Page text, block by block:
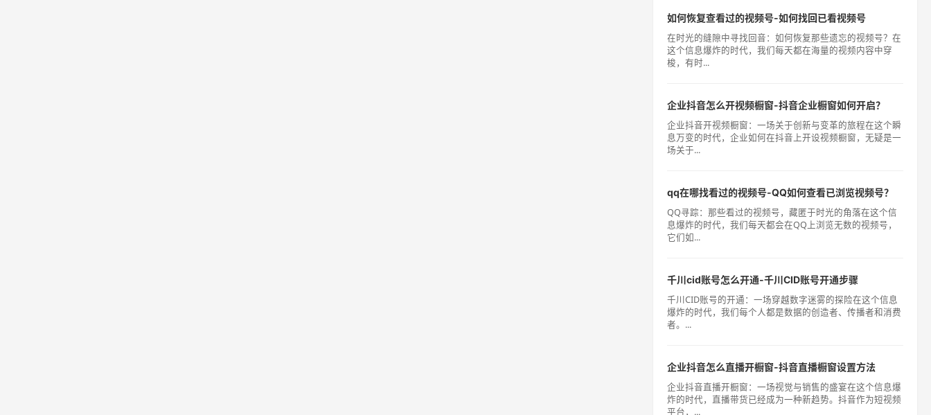
如何恢复查看过的视频号-如何找回已看视频号
在时光的缝隙中寻找回音：如何恢复那些遗忘的视频号？在
这个信息爆炸的时代，我们每天都在海量的视频内容中穿
梭，有时...
企业抖音怎么开视频橱窗-抖音企业橱窗如何开启？
企业抖音开视频橱窗：一场关于创新与变革的旅程在这个瞬
息万变的时代，企业如何在抖音上开设视频橱窗，无疑是一
场关于...
qq在哪找看过的视频号-QQ如何查看已浏览视频号？
QQ寻踪：那些看过的视频号，藏匿于时光的角落在这个信
息爆炸的时代，我们每天都会在QQ上浏览无数的视频号，
它们如...
千川cid账号怎么开通-千川CID账号开通步骤
千川CID账号的开通：一场穿越数字迷雾的探险在这个信息
爆炸的时代，我们每个人都是数据的创造者、传播者和消费
者。...
企业抖音怎么直播开橱窗-抖音直播橱窗设置方法
企业抖音直播开橱窗：一场视觉与销售的盛宴在这个信息爆
炸的时代，直播带货已经成为一种新趋势。抖音作为短视频
平台，...